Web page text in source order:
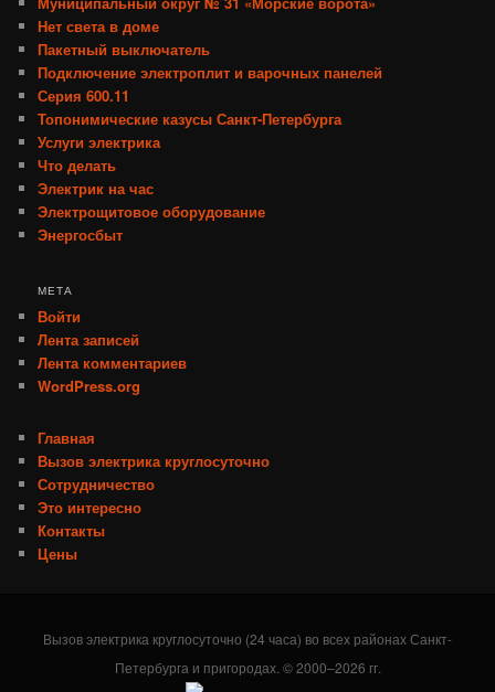
Нет света в доме
Пакетный выключатель
Подключение электроплит и варочных панелей
Серия 600.11
Топонимические казусы Санкт-Петербурга
Услуги электрика
Что делать
Электрик на час
Электрощитовое оборудование
Энергосбыт
МЕТА
Войти
Лента записей
Лента комментариев
WordPress.org
Главная
Вызов электрика круглосуточно
Сотрудничество
Это интересно
Контакты
Цены
Вызов электрика круглосуточно (24 часа) во всех районах Санкт-
Петербурга и пригородах. © 2000–2026 гг.